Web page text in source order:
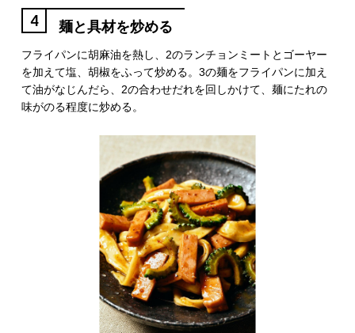
4 麺と具材を炒める
フライパンに胡麻油を熱し、2のランチョンミートとゴーヤー
を加えて塩、胡椒をふって炒める。3の麺をフライパンに加え
て油がなじんだら、2の合わせだれを回しかけて、麺にたれの
味がのる程度に炒める。